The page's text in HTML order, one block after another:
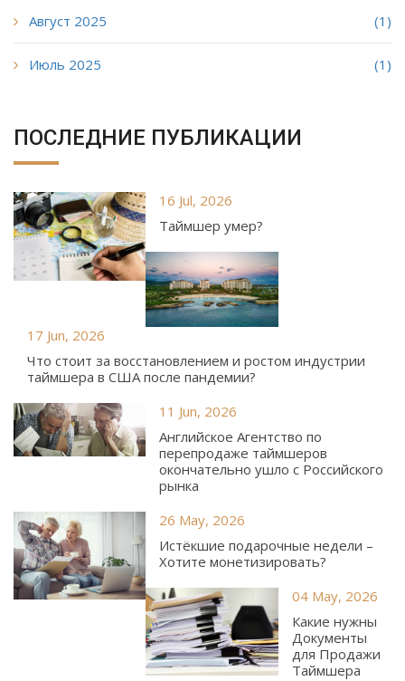
Август 2025 (1)
Июль 2025 (1)
ПОСЛЕДНИЕ ПУБЛИКАЦИИ
16 Jul, 2026
Таймшер умер?
17 Jun, 2026
Что стоит за восстановлением и ростом индустрии
таймшера в США после пандемии?
11 Jun, 2026
Английское Агентство по
перепродаже таймшеров
окончательно ушло с Российского
рынка
26 May, 2026
Истёкшие подарочные недели –
Хотите монетизировать?
04 May, 2026
Какие нужны
Документы
для Продажи
Таймшера